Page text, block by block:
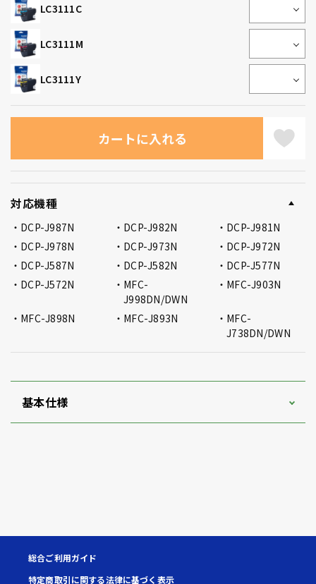
LC3111C
LC3111M
LC3111Y
対応機種
DCP-J987N DCP-J982N
DCP-J981N
DCP-J978N
DCP-J973N
DCP-J972N
DCP-J587N
DCP-J582N
DCP-J577N
DCP-J572N
MFC-
J998DN/DWN
MFC-J903N
MFC-J898N MFC-J893N
MFC-
J738DN/DWN
基本仕様
総合ご利用ガイド
特定商取引に関する法律に基づく表示